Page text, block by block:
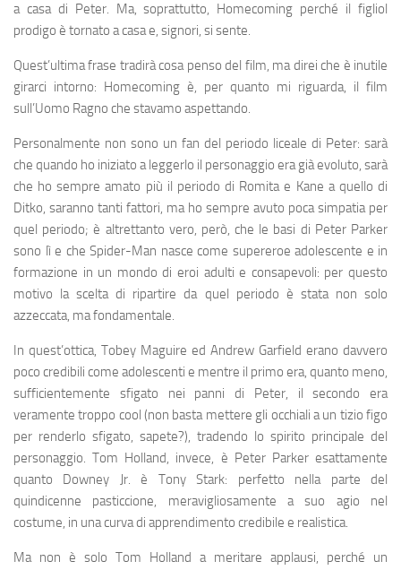
a casa di Peter. Ma, soprattutto, Homecoming perché il figliol
prodigo è tornato a casa e, signori, si sente.
Quest’ultima frase tradirà cosa penso del film, ma direi che è inutile
girarci intorno: Homecoming è, per quanto mi riguarda, il film
sull’Uomo Ragno che stavamo aspettando.
Personalmente non sono un fan del periodo liceale di Peter: sarà
che quando ho iniziato a leggerlo il personaggio era già evoluto, sarà
che ho sempre amato più il periodo di Romita e Kane a quello di
Ditko, saranno tanti fattori, ma ho sempre avuto poca simpatia per
quel periodo; è altrettanto vero, però, che le basi di Peter Parker
sono lì e che Spider-Man nasce come supereroe adolescente e in
formazione in un mondo di eroi adulti e consapevoli: per questo
motivo la scelta di ripartire da quel periodo è stata non solo
azzeccata, ma fondamentale.
In quest’ottica, Tobey Maguire ed Andrew Garfield erano davvero
poco credibili come adolescenti e mentre il primo era, quanto meno,
sufficientemente sfigato nei panni di Peter, il secondo era
veramente troppo cool (non basta mettere gli occhiali a un tizio figo
per renderlo sfigato, sapete?), tradendo lo spirito principale del
personaggio. Tom Holland, invece, è Peter Parker esattamente
quanto Downey Jr. è Tony Stark: perfetto nella parte del
quindicenne pasticcione, meravigliosamente a suo agio nel
costume, in una curva di apprendimento credibile e realistica.
Ma non è solo Tom Holland a meritare applausi, perché un